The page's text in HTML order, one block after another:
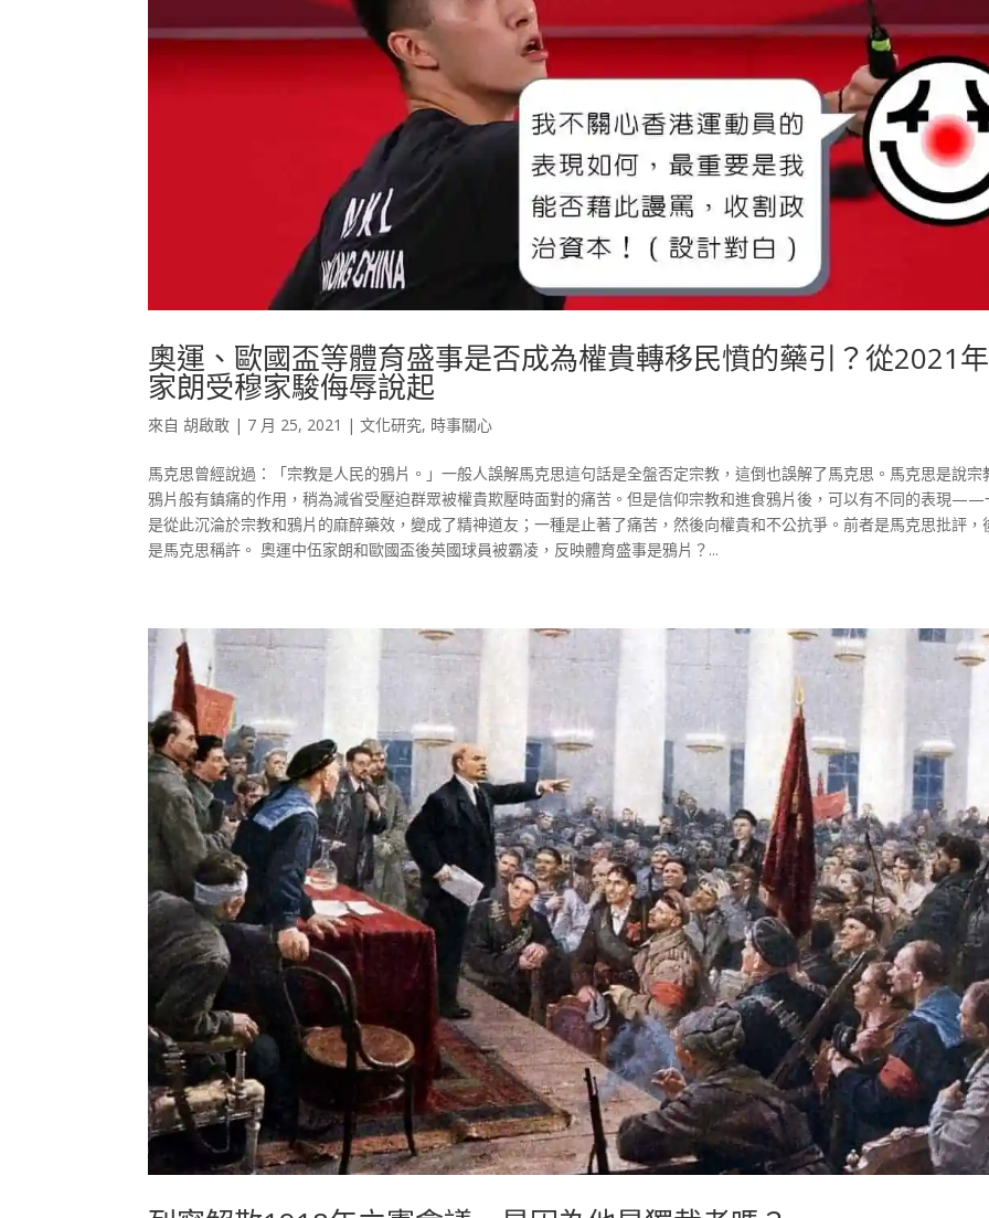
奧運、歐國盃等體育盛事是否成為權貴轉移民憤的藥引？從2021
家朗受穆家駿侮辱說起
來自胡啟敢 | 7 月 25, 2021 |文化研究, 時事關心
馬克思曾經說過：「宗教是人民的鴉片。」一般人誤解馬克思這句話是全盤否定宗教，這倒也誤解了馬克思。馬克思是說宗
鴉片般有鎮痛的作用，稍為減省受壓迫群眾被權貴欺壓時面對的痛苦。但是信仰宗教和進食鴉片後，可以有不同的表現——
是從此沉淪於宗教和鴉片的麻醉藥效，變成了精神道友；一種是止著了痛苦，然後向權貴和不公抗爭。前者是馬克思批評，
是馬克思稱許。 奧運中伍家朗和歐國盃後英國球員被霸凌，反映體育盛事是鴉片？...